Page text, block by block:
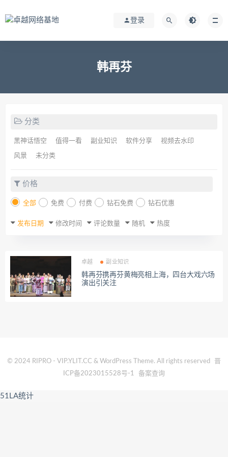
登录
韩再芬
分类
黑神话悟空 值得一看 副业知识 软件分享 视频去水印
风景 未分类
价格
全部 免费 付费 钻石免费 钻石优惠
发布日期 修改时间 评论数量 随机 热度
卓越 副业知识
韩再芬携再芬黄梅亮相上海，四台大戏六场
演出引关注
© 2024 RIPRO - VIP.YLIT.CC & WordPress Theme. All rights reserved
晋
ICP备2023015528号-1
备案查询
51LA统计